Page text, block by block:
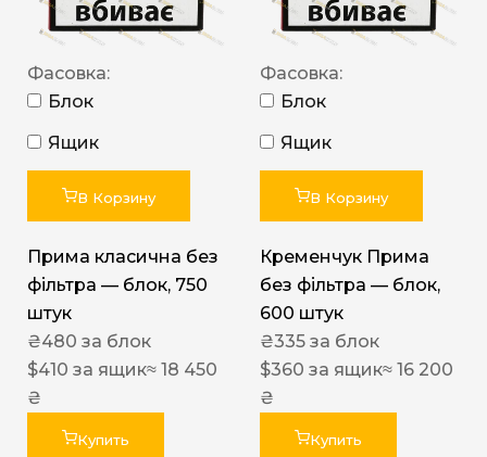
Фасовка:
Блок
Ящик
В Корзину
Прима класична без
фільтра — блок, 750
штук
₴480 за блок
$410 за ящик≈ 18 450
₴
Купить
Фасовка:
Блок
Ящик
В Корзину
Кременчук Прима
без фільтра — блок,
600 штук
₴335 за блок
$360 за ящик≈ 16 200
₴
Купить